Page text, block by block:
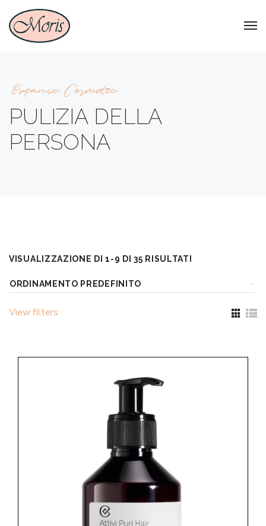
Organic Cosmetic
PULIZIA DELLA
PERSONA
VISUALIZZAZIONE DI 1-9 DI 35 RISULTATI
View filters